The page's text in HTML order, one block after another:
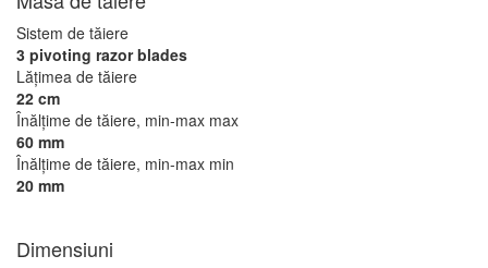
Sistem de tăiere
3 pivoting razor blades
Lăţimea de tăiere
22 cm
Înălţime de tăiere, min-max max
60 mm
Înălţime de tăiere, min-max min
20 mm
Dimensiuni